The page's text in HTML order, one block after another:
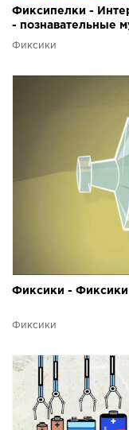
Фиксипелки -
- познавательные
Фиксики
Фиксики - Фиксики
Фиксики